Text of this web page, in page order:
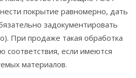
покрытие равномерно, дать
задокументировать
При продаже такая обработка
соответствия, если имеются
материалов.